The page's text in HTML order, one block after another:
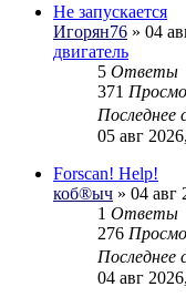
Не запускается
Игорян76 » 04
двигатель
5 Ответы
371
Последнее
05 авг
Forscan! Help!
коб®ыч » 04 авг
1 Ответы
276
Последнее
04 авг